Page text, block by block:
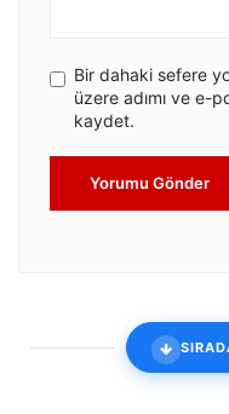
Bir dahaki sefere
üzere adımı ve e-
kaydet.
Yorumu Gönder